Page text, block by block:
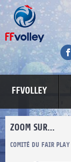
FFVOLLEY
ZOOM SUR...
COMITÉ DU FAIR PLAY